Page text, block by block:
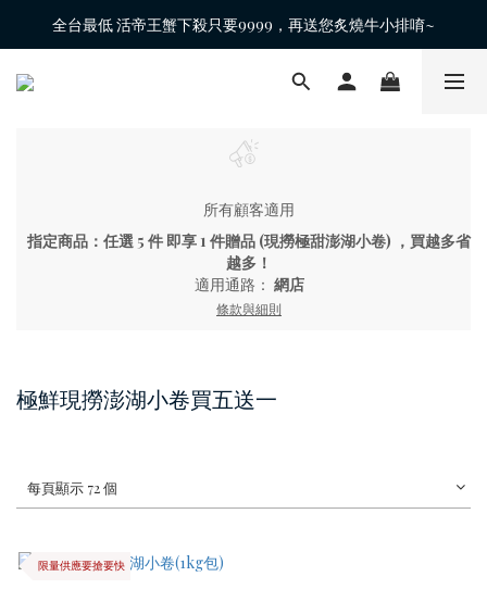
全台最低 活帝王蟹下殺只要9999，再送您炙燒牛小排唷~
所有顧客適用
指定商品：任選 5 件 即享 1 件贈品 (現撈極甜澎湖小卷) ，買越多省
越多！
適用通路： 網店
條款與細則
極鮮現撈澎湖小卷買五送一
每頁顯示 72 個
限量供應要搶要快